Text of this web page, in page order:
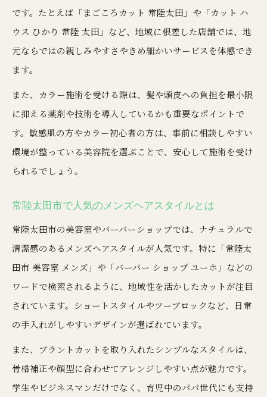
です。たとえば「まごころカット 常陸太田」や「カット ハ
ウス ひかり 常陸 太田」など、地域に根差した店舗では、地
元ならではの親しみやすさやきめ細かいサービスを体感でき
ます。
また、カラー施術を受ける際は、髪や頭皮への負担を最小限
に抑える薬剤や技術を導入しているかも重要なポイントで
す。敏感肌の方やカラー初心者の方は、事前に相談しやすい
環境が整っている美容院を選ぶことで、安心して施術を受け
られるでしょう。
常陸太田市で人気のメンズヘアスタイルとは
常陸太田市の美容室やバーバーショップでは、ナチュラルで
清潔感のあるメンズヘアスタイルが人気です。特に「常陸太
田市 美容室 メンズ」や「バーバー ショップ ユーホ」などの
ワードで検索されるように、地域性を活かしたカットが注目
されています。ショートスタイルやツーブロックなど、日常
の手入れがしやすいデザインが選ばれています。
また、ブラントカットを取り入れたシンプルなスタイルは、
骨格補正や顔型に合わせてアレンジしやすい点が魅力です。
学生やビジネスマンだけでなく、育児中のパパ世代にも支持